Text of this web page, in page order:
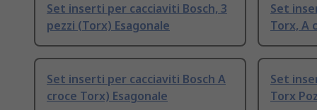
Set inserti per cacciaviti Bosch, 3
pezzi (Torx) Esagonale
Set
Torx, A
Set inserti per cacciaviti Bosch A
croce Torx) Esagonale
Set
Torx